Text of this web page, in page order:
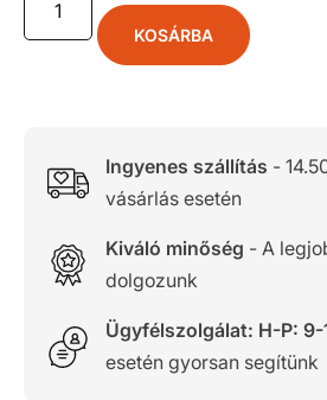
KOSÁRBA
Ingyenes szállítás -
vásárlás esetén
Kiváló minőség - A
dolgozunk
Ügyfélszolgálat: H-P: 9-
esetén gyorsan segítünk